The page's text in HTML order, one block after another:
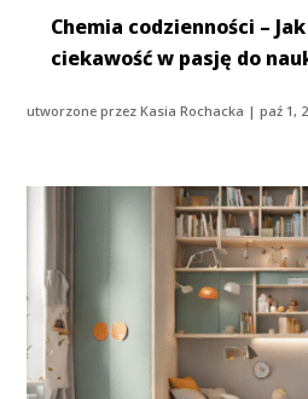
Chemia codzienności –
ciekawość w pasję do
utworzone przezKasia Rochacka |paź 1,